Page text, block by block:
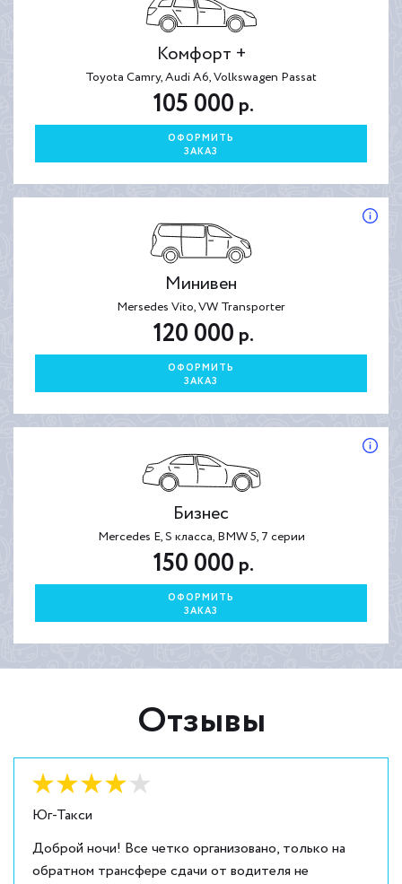
Комфорт +
Toyota Camry, Audi A6, Volkswagen Passat
105 000 р.
ОФОРМИТЬ
ЗАКАЗ
Минивен
Mersedes Vito, VW Transporter
120 000 р.
ОФОРМИТЬ
ЗАКАЗ
Бизнес
Mercedes E, S класса, BMW 5, 7 серии
150 000 р.
ОФОРМИТЬ
ЗАКАЗ
Отзывы
Юг-Такси
Оценка: 4
Доброй ночи! Все четко организовано, только на
обратном трансфере сдачи от водителя не